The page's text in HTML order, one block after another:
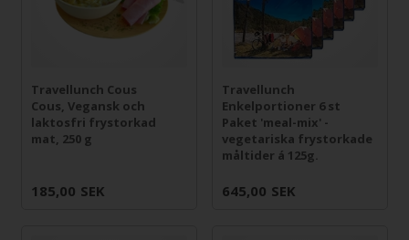
Travellunch Cous
Cous, Vegansk och
laktosfri frystorkad
mat, 250 g
185,00 SEK
Travellunch
Enkelportioner 6 st
Paket 'meal-mix' -
vegetariska frystorkade
måltider á 125g.
645,00 SEK